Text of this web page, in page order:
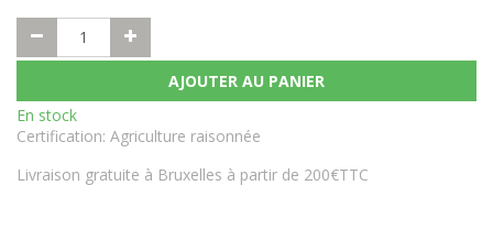
AJOUTER AU PANIER
En stock
Certification: Agriculture raisonnée
Livraison gratuite à Bruxelles à partir de 200€TTC